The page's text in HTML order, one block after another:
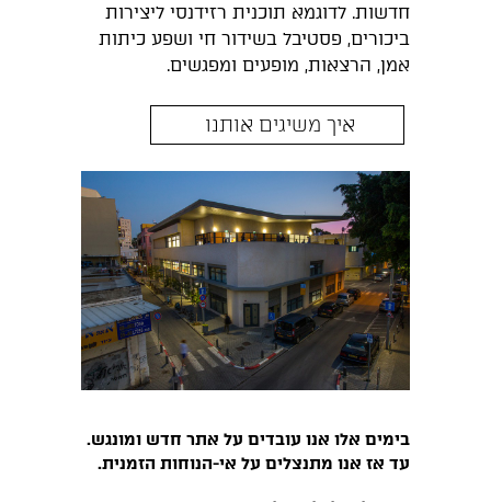
חדשות. לדוגמא תוכנית רזידנסי ליצירות
ביכורים, פסטיבל בשידור חי ושפע כיתות
אמן, הרצאות, מופעים ומפגשים.
איך משיגים אותנו
בימים אלו אנו עובדים על אתר חדש ומונגש.
עד אז אנו מתנצלים על אי-הנוחות הזמנית.